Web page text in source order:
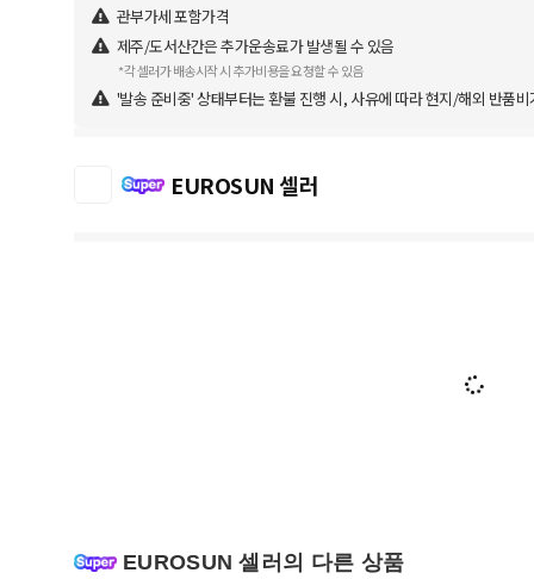
관부가세 포함가격
제주/도서산간은 추가운송료가 발생될 수 있음
*각 셀러가 배송시작 시 추가비용을 요청할 수 있음
'발송 준비중' 상태부터는 환불 진행 시, 사유에 따라 현지/해외 반품
EUROSUN 셀러
EUROSUN 셀러의 다른 상품